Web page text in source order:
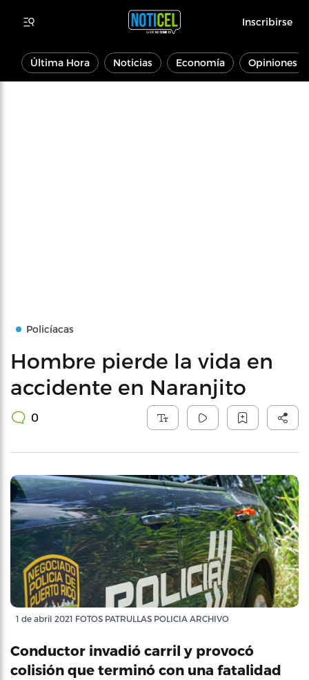
Inscribirse
Última Hora Noticias Economía Opiniones
Policíacas
Hombre pierde la vida en
accidente en Naranjito
0
1 de abril 2021 FOTOS PATRULLAS POLICIA ARCHIVO
Conductor invadió carril y provocó
colisión que terminó con una fatalidad